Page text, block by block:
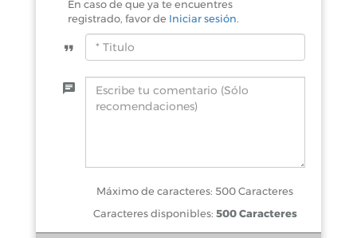
En caso de que ya te encuentres
registrado, favor de Iniciar sesión.
Máximo de caracteres: 500 Caracteres
Caracteres disponibles: 500 Caracteres